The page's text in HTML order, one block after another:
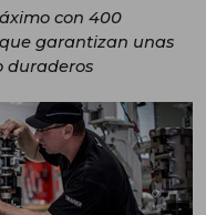
con 400
garantizan unas
duraderos